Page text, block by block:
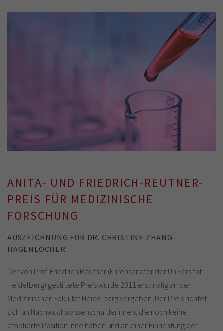
ANITA- UND FRIEDRICH-REUTNER-
PREIS FÜR MEDIZINISCHE
FORSCHUNG
AUSZEICHNUNG FÜR DR. CHRISTINE ZHANG-
HAGENLOCHER
Der von Prof. Friedrich Reutner (Ehrensenator der Universität
Heidelberg) gestiftete Preis wurde 2011 erstmalig an der
Medizinischen Fakultät Heidelberg vergeben. Der Preis richtet
sich an Nachwuchswissenschaftlerinnen, die noch keine
etablierte Position inne haben und an einer Einrichtung der